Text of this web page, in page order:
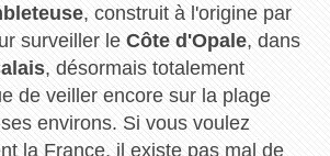
, construit à l'origine par
surveiller leCôte d'Opale, dans
, désormais totalement
de veiller encore sur la plage
environs. Si vous voulez
la France, il existe pas mal de